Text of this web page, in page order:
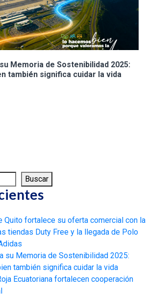
Memoria de Sostenibilidad 2025:
también significa cuidar la vida
Buscar
Quito fortalece su oferta comercial con la
tiendas Duty Free y la llegada de Polo
su Memoria de Sostenibilidad 2025:
también significa cuidar la vida
Ecuatoriana fortalecen cooperación